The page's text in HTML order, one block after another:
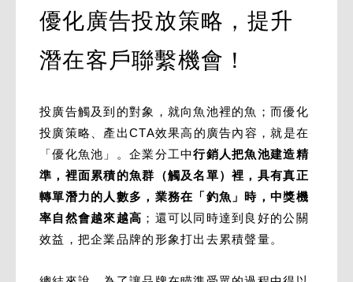
優化廣告投放策略，提升
潛在客戶聯繫機會！
投廣告觸及到的對象，就向魚池裡的魚；而優化
投廣策略、產出CTA效果高的廣告內容，就是在
「優化魚池」。企業分工中行銷人把魚池建造精
準，裡面累積的魚群（觸及名單）裡，具有真正
轉單潛力的人數多，業務在「釣魚」時，中獎機
率自然會越來越高 ；還可以同時達到良好的公關
效益，把企業品牌的形象打出去累積聲量。